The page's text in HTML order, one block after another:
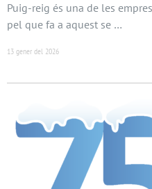
Puig-reig és una de les
pel que fa a aquest se …
13 gener del 2026